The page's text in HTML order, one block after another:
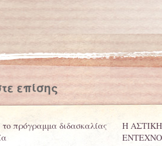
επίσης
το πρόγραμμα διδασκαλίας
Η